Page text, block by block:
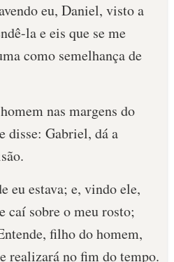
eu, Daniel, visto a
la e eis que se me
como semelhança de
nas margens do
disse: Gabriel, dá a
eu estava; e, vindo ele,
caí sobre o meu rosto;
filho do homem,
realizará no fim do tempo.